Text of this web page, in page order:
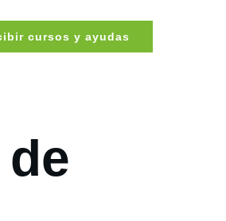
cursos y ayudas